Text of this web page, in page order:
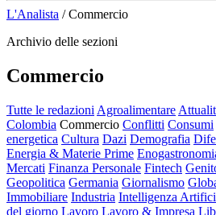
L'Analista / Commercio
Archivio delle sezioni
Commercio
Tutte le redazioni Agroalimentare
Colombia Commercio Conflitti Consumi
energetica Cultura Dazi Demografia
Energia & Materie Prime
Mercati Finanza Personale Fintech
Geopolitica Germania Giornalismo
Immobiliare Industria Intelligenza
del giorno Lavoro Lavoro & Impresa